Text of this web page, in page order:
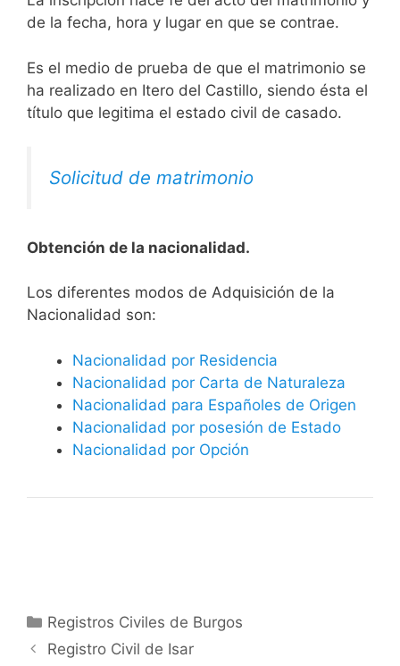
de la fecha, hora y lugar en que se contrae.
Es el medio de prueba de que el matrimonio se
ha realizado en Itero del Castillo, siendo ésta el
título que legitima el estado civil de casado.
Solicitud de matrimonio
Obtención de la nacionalidad.
​​​Los diferentes modos de Adquisición de la
Nacionalidad son:
Nacionalidad por Residencia
Nacionalidad por Carta de Naturaleza
Nacionalidad para Españoles de Origen
Nacionalidad por posesión de Estado
Nacionalidad por Opción
Categorías
Registros Civiles de Burgos
Registro Civil de Isar